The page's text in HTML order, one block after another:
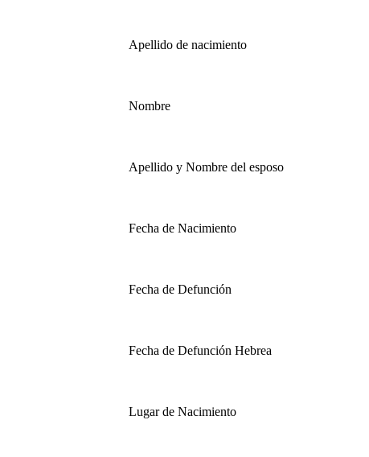
Apellido de nacimiento
Nombre
Apellido y Nombre del esposo
Fecha de Nacimiento
Fecha de Defunción
Fecha de Defunción Hebrea
Lugar de Nacimiento